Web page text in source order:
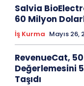
Salvia
60 Milyon
İş Kurma Mayıs 26,
RevenueCat,
Değerlemesini
Taşıdı